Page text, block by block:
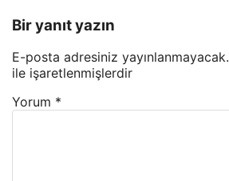
Bir yanıt yazın
E-posta adresiniz yayınlanmayacak.
ile işaretlenmişlerdir
Yorum *